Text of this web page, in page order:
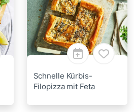
Schnelle Kürbis-
Filopizza mit Feta